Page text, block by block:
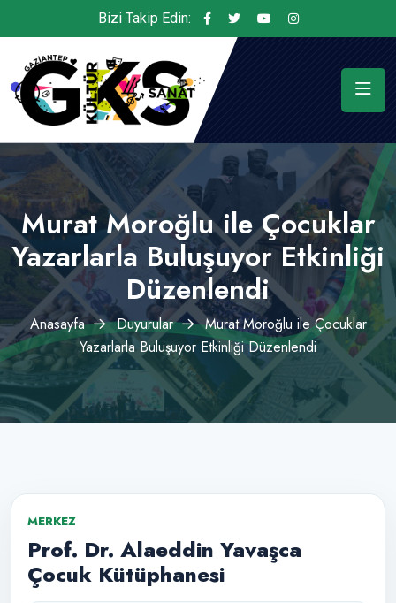
Bizi Takip Edin:
Murat Moroğlu ile Çocuklar
Yazarlarla Buluşuyor Etkinliği
Düzenlendi
Anasayfa Duyurular
Murat Moroğlu ile Çocuklar
Yazarlarla Buluşuyor Etkinliği Düzenlendi
MERKEZ
Prof. Dr. Alaeddin Yavaşca
Çocuk Kütüphanesi